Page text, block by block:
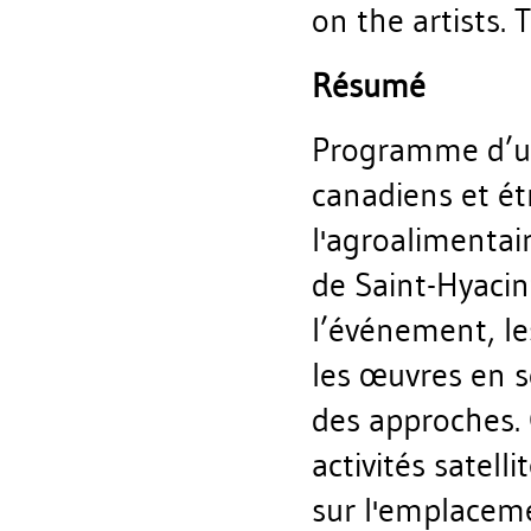
on the artists.
Résumé
Programme
canadiens et
de Saint-
l’événement,
les œuvres en
des
activités
sur